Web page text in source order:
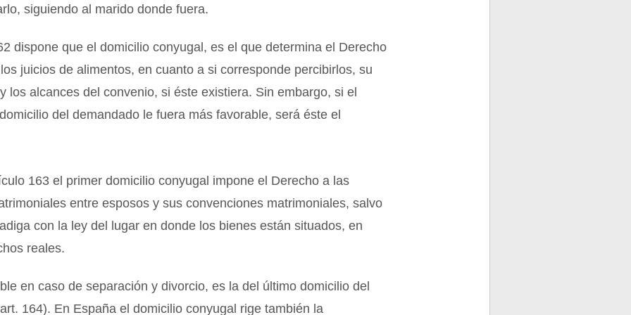
siguiendo al marido donde fuera.
dispone que el domicilio conyugal, es el que determina el Derecho
juicios de alimentos, en cuanto a si corresponde percibirlos, su
los alcances del convenio, si éste existiera. Sin embargo, si el
del demandado le fuera más favorable, será éste el
163 el primer domicilio conyugal impone el Derecho a las
entre esposos y sus convenciones matrimoniales, salvo
con la ley del lugar en donde los bienes están situados, en
reales.
en caso de separación y divorcio, es la del último domicilio del
164). En España el domicilio conyugal rige también la